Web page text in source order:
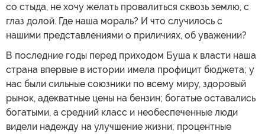
со стыда, не хочу желать провалиться сквозь землю, с
глаз долой. Где наша мораль? И что случилось с
нашими представлениями о приличиях, об уважении?
В последние годы перед приходом Буша к власти наша
страна впервые в истории имела профицит бюджета; у
нас были сильные союзники по всему миру, здоровый
рынок, адекватные цены на бензин; богатые оставались
богатыми, а средний класс и необеспеченные люди
видели надежду на улучшение жизни; процентные